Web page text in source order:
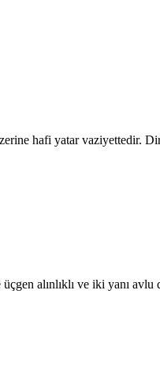
hafi yatar vaziyettedir.
alınlıklı ve iki yanı